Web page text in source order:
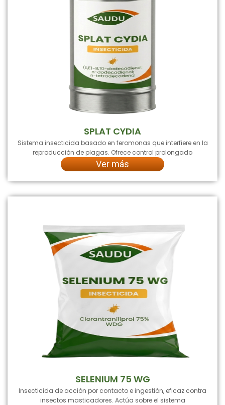
SPLAT CYDIA
Sistema insecticida basado en feromonas que interfiere en la
reproducción de plagas. Ofrece control prolongado
Ver más
SELENIUM 75 WG
Insecticida de acción por contacto e ingestión, eficaz contra
insectos masticadores. Actúa sobre el sistema